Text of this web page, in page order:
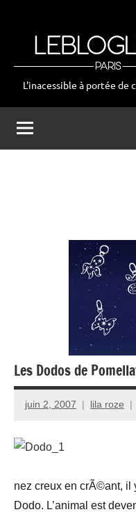
leblogluxe
L'inacessible à portée de
Les Dodos de
juin 2, 2007 lila roze
nez creux en crÃ©ant, il
Dodo. L’animal est